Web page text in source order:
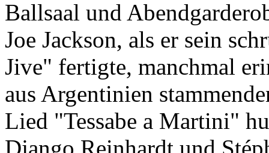
Ballsaal und
Joe Jackson, als er sein
Jive" fertigte, manchmal
aus Argentinien
Lied "Tessabe a Martini"
Django Reinhardt und